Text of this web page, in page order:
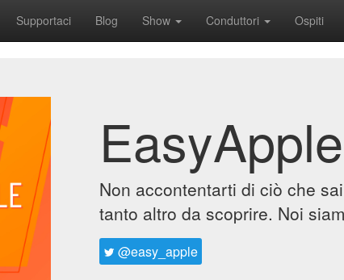
Supportaci Blog Show Conduttori Ospiti
EasyApple
Non accontentarti di ciò che
tanto altro da scoprire. Noi
@easy_apple